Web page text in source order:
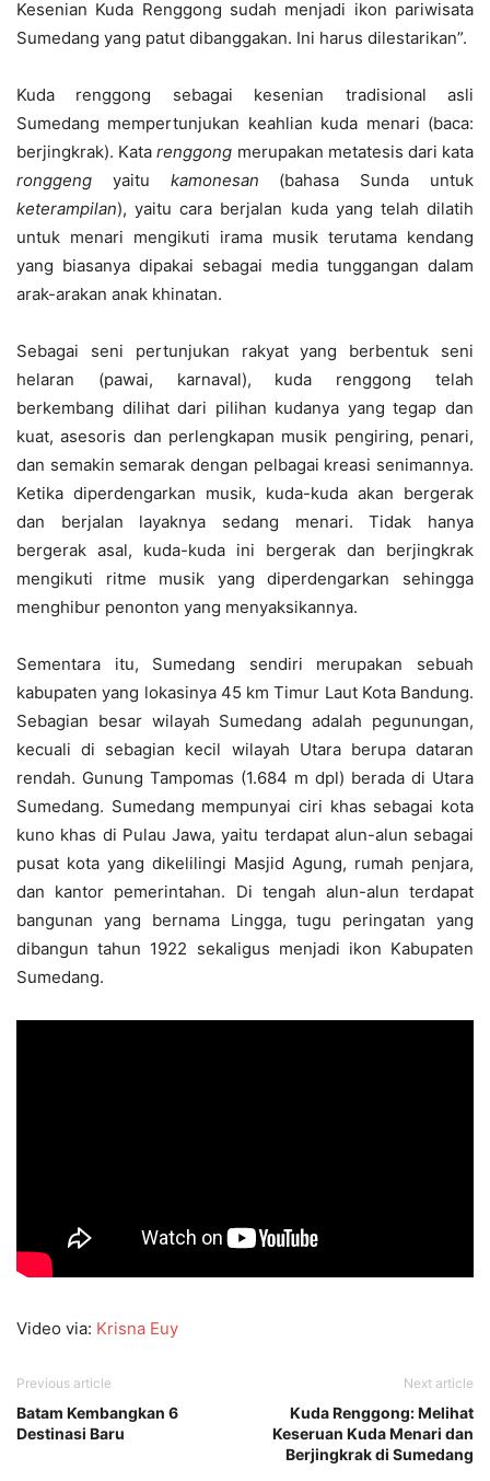
Kesenian Kuda Renggong sudah menjadi ikon pariwisata
Sumedang yang patut dibanggakan. Ini harus dilestarikan”.
Kuda renggong sebagai kesenian tradisional asli
Sumedang mempertunjukan keahlian kuda menari (baca:
berjingkrak). Katarenggong merupakan metatesis dari kata
ronggeng yaitu kamonesan (bahasa Sunda untuk
keterampilan), yaitu cara berjalan kuda yang telah dilatih
untuk menari mengikuti irama musik terutama kendang
yang biasanya dipakai sebagai media tunggangan dalam
arak-arakan anak khinatan.
Sebagai seni pertunjukan rakyat yang berbentuk seni
helaran (pawai, karnaval), kuda renggong telah
berkembang dilihat dari pilihan kudanya yang tegap dan
kuat, asesoris dan perlengkapan musik pengiring, penari,
dan semakin semarak dengan pelbagai kreasi senimannya.
Ketika diperdengarkan musik, kuda-kuda akan bergerak
dan berjalan layaknya sedang menari. Tidak hanya
bergerak asal, kuda-kuda ini bergerak dan berjingkrak
mengikuti ritme musik yang diperdengarkan sehingga
menghibur penonton yang menyaksikannya.
Sementara itu, Sumedang sendiri merupakan sebuah
kabupaten yang lokasinya 45 km Timur Laut Kota Bandung.
Sebagian besar wilayah Sumedang adalah pegunungan,
kecuali di sebagian kecil wilayah Utara berupa dataran
rendah. Gunung Tampomas (1.684 m dpl) berada di Utara
Sumedang. Sumedang mempunyai ciri khas sebagai kota
kuno khas di Pulau Jawa, yaitu terdapat alun-alun sebagai
pusat kota yang dikelilingi Masjid Agung, rumah penjara,
dan kantor pemerintahan. Di tengah alun-alun terdapat
bangunan yang bernama Lingga, tugu peringatan yang
dibangun tahun 1922 sekaligus menjadi ikon Kabupaten
Sumedang.
Video via: Krisna Euy
Previous article
Batam Kembangkan 6
Destinasi Baru
Next article
Kuda Renggong: Melihat
Keseruan Kuda Menari dan
Berjingkrak di Sumedang